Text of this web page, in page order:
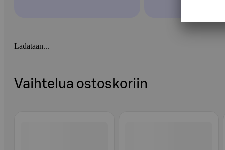
Ladataan...
Vaihtelua ostoskoriin